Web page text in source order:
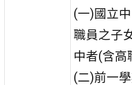
(一)國立
職員之子
中者(含高
(二)前一